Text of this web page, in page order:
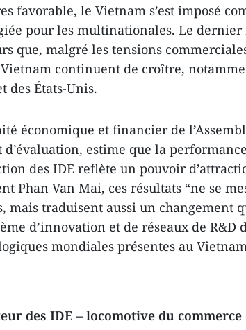
favorable, le Vietnam s’est imposé
pour les multinationales. Le dernier
que, malgré les tensions
continuent de croître,
des États-Unis.
économique et financier de
d’évaluation, estime que la
des IDE reflète un pouvoir
Phan Van Mai, ces résultats “ne se
mais traduisent aussi un changement
d’innovation et de réseaux de R&D
mondiales présentes au
des IDE – locomotive du